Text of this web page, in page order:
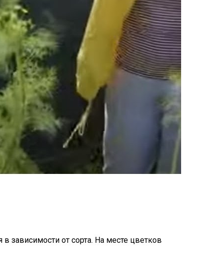
зависимости от сорта. На месте цветков